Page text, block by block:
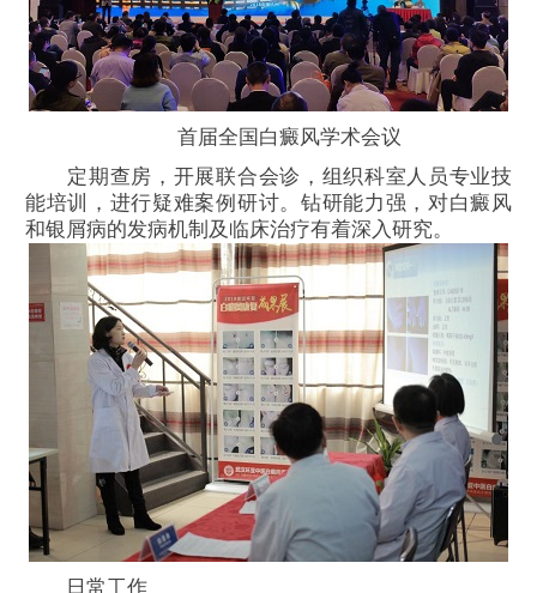
首届全国白癜风学术会议
定期查房，开展联合会诊，组织科室人员专业技
能培训，进行疑难案例研讨。钻研能力强，对白癜风
和银屑病的发病机制及临床治疗有着深入研究。
日常工作